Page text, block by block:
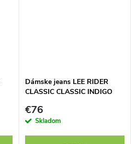
Dámske jeans LEE RIDER
CLASSIC CLASSIC INDIGO
€76
Skladom